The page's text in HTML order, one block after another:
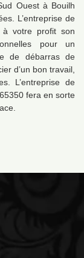
Ouest à Bouilh
L’entreprise de
votre profit son
pour un
de débarras de
d’un bon travail,
L’entreprise de
fera en sorte